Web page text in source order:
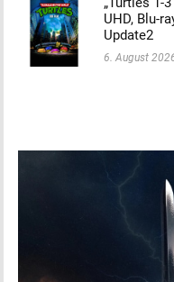
UHD, Blu-
Update2
6. August